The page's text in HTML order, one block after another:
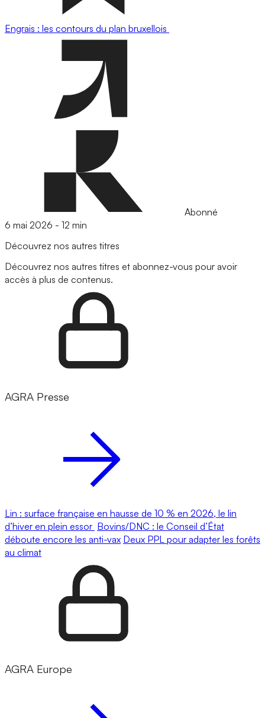
Engrais : les contours du plan bruxellois
Abonné
6 mai 2026 - 12 min
Découvrez nos autres titres
Découvrez nos autres titres et abonnez-vous pour avoir
accès à plus de contenus.
AGRA Presse
Lin : surface française en hausse de 10 % en 2026, le lin
d’hiver en plein essor Bovins/DNC : le Conseil d’État
déboute encore les anti-vax Deux PPL pour adapter les forêts
au climat
AGRA Europe